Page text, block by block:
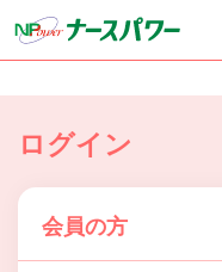
ログイン
会員の方